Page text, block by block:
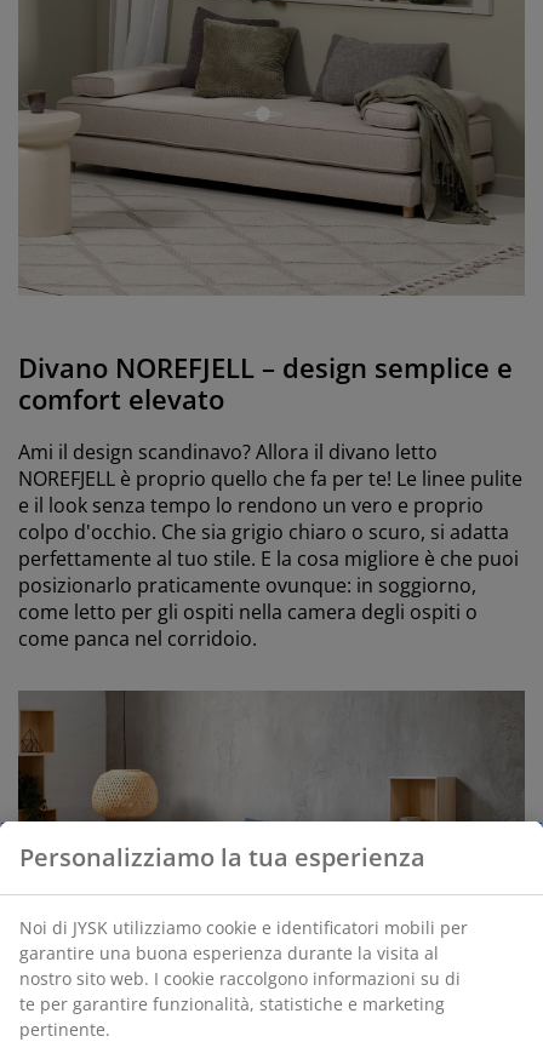
open
Divano NOREFJELL – design semplice e
comfort elevato
Ami il design scandinavo? Allora il divano letto
NOREFJELL è proprio quello che fa per te! Le linee pulite
e il look senza tempo lo rendono un vero e proprio
colpo d'occhio. Che sia grigio chiaro o scuro, si adatta
perfettamente al tuo stile. E la cosa migliore è che puoi
posizionarlo praticamente ovunque: in soggiorno,
come letto per gli ospiti nella camera degli ospiti o
come panca nel corridoio.
Personalizziamo la tua esperienza
Noi di JYSK utilizziamo cookie e identificatori mobili per
garantire una buona esperienza durante la visita al
nostro sito web. I cookie raccolgono informazioni su di
te per garantire funzionalità, statistiche e marketing
pertinente.